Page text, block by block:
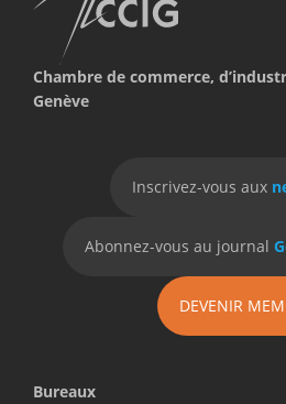
Chambre de commerce,
Genève
Inscrivez-vous aux
Abonnez-vous au journal
DEVENIR
Bureaux